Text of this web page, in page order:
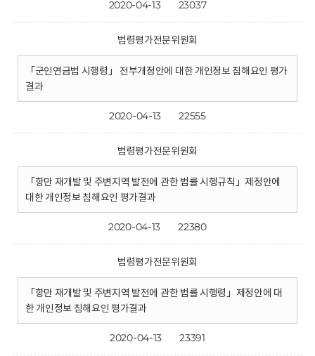
2020-04-13 23037
법령평가전문위원회
「군인연금법 시행령」 전부개정안에 대한 개인정보 침해요인 평가
결과
2020-04-13 22555
법령평가전문위원회
「항만 재개발 및 주변지역 발전에 관한 법률 시행규칙」제정안에
대한 개인정보 침해요인 평가결과
2020-04-13 22380
법령평가전문위원회
「항만 재개발 및 주변지역 발전에 관한 법률 시행령」제정안에 대
한 개인정보 침해요인 평가결과
2020-04-13 23391